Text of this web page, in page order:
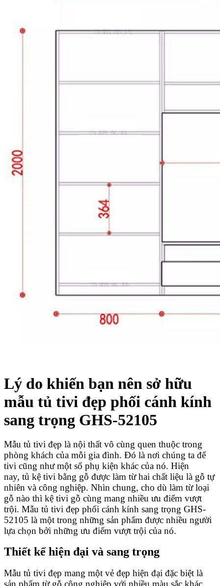
Lý do khiến bạn nên sở hữu
mẫu tủ tivi đẹp phối cánh kính
sang trọng GHS-52105
Mẫu tủ tivi đẹp là nội thất vô cùng quen thuộc trong
phòng khách của mỗi gia đình. Đó là nơi chúng ta để
tivi cũng như một số phụ kiện khác của nó. Hiện
nay, tủ kệ tivi bằng gỗ được làm từ hai chất liệu là gỗ tự
nhiên và công nghiệp. Nhìn chung, cho dù làm từ loại
gỗ nào thì kệ tivi gỗ cùng mang nhiều ưu điểm vượt
trội. Mẫu tủ tivi đẹp phối cánh kính sang trọng GHS-
52105 là một trong những sản phẩm được nhiều người
lựa chọn bởi những ưu điểm vượt trội của nó.
Thiết kế hiện đại và sang trọng
Mẫu tủ tivi đẹp mang một vẻ đẹp hiện đại đặc biệt là
sản phẩm từ gỗ công nghiệp với nhiều màu sắc khác